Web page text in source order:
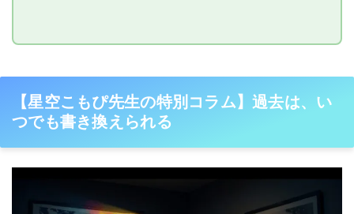
【星空こもぴ先生の特別コラム】過去は、い
つでも書き換えられる